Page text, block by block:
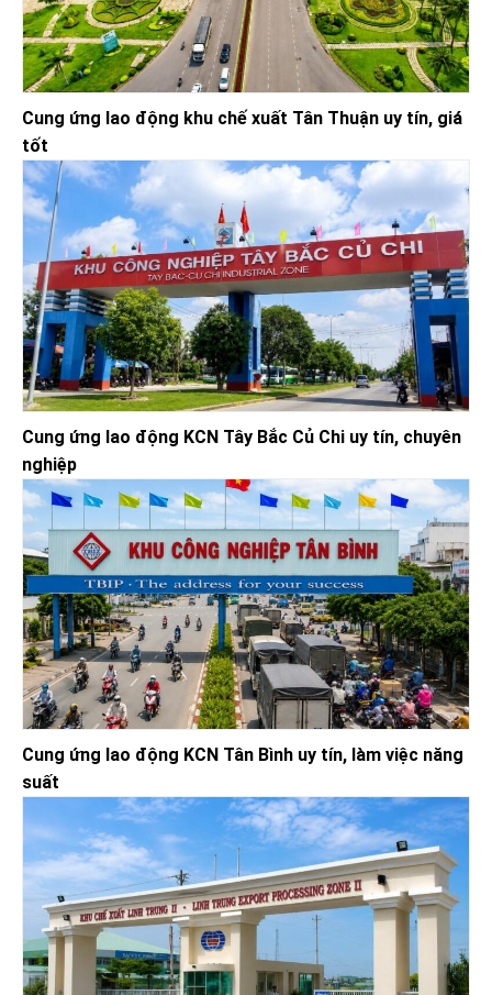
Cung ứng lao động khu chế xuất Tân Thuận uy tín, giá
tốt
Cung ứng lao động KCN Tây Bắc Củ Chi uy tín, chuyên
nghiệp
Cung ứng lao động KCN Tân Bình uy tín, làm việc năng
suất